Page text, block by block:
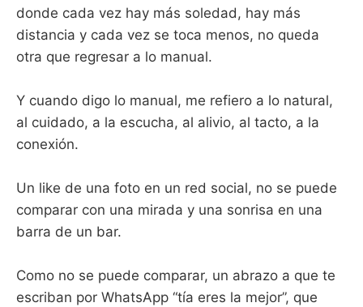
donde cada vez hay más soledad, hay más
distancia y cada vez se toca menos, no queda
otra que regresar a lo manual.
Y cuando digo lo manual, me refiero a lo natural,
al cuidado, a la escucha, al alivio, al tacto, a la
conexión.
Un like de una foto en un red social, no se puede
comparar con una mirada y una sonrisa en una
barra de un bar.
Como no se puede comparar, un abrazo a que te
escriban por WhatsApp “tía eres la mejor”, que